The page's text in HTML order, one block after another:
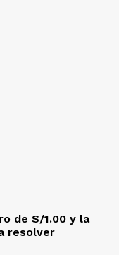
de S/1.00 y la
resolver